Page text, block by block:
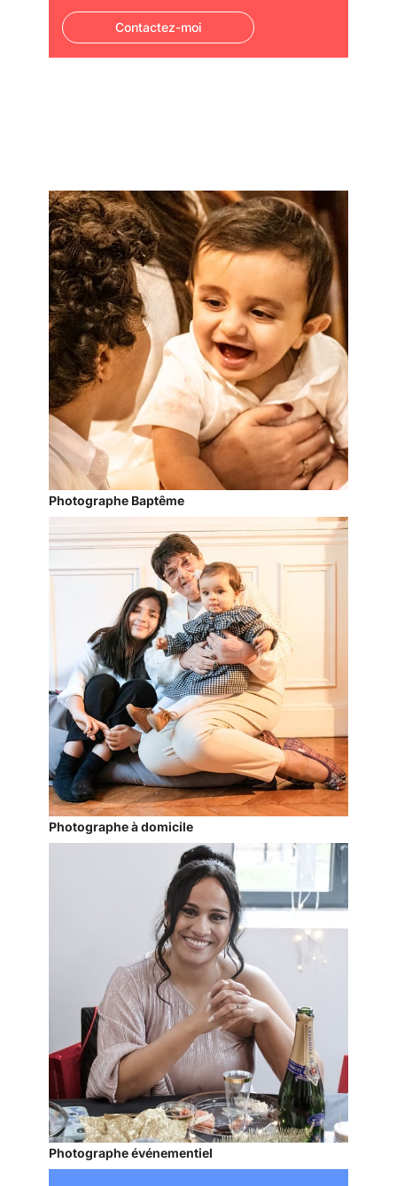
Contactez-moi
Photographe Baptême
Photographe à domicile
Photographe événementiel